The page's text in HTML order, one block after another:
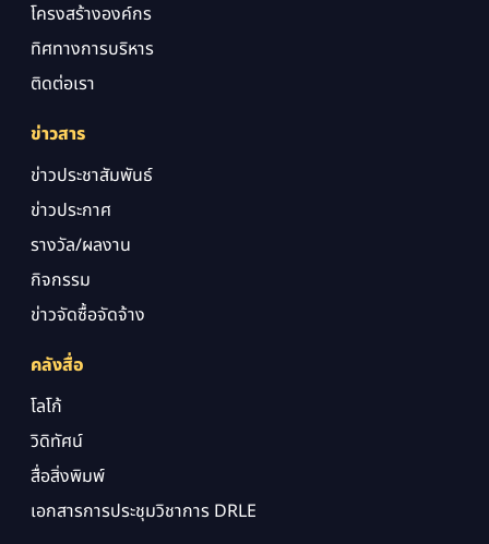
โครงสร้างองค์กร
ทิศทางการบริหาร
ติดต่อเรา
ข่าวสาร
ข่าวประชาสัมพันธ์
ข่าวประกาศ
รางวัล/ผลงาน
กิจกรรม
ข่าวจัดซื้อจัดจ้าง
คลังสื่อ
โลโก้
วิดิทัศน์
สื่อสิ่งพิมพ์
เอกสารการประชุมวิชาการ DRLE